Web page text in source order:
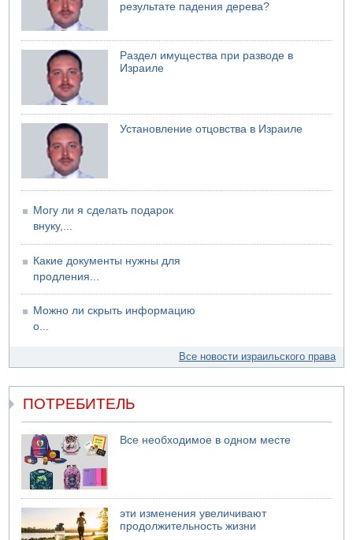
Недалеко от Бейт-Шемеша погиб велосипедист
07.08.2026 06:24
Саудовская Аравия сообщает о нападении хуситов
06.08.2026 13:43
И еще иранские агенты
06.08.2026 13:13
Арестованы двое подозреваемых в стрельбе по
электрической компании
06.08.2026 13:07
Возле Кирьят-Арбы пожар на местности
результате падения дерева?
Раздел имущества при разводе в
Израиле
Установление отцовства в Израиле
Могу ли я сделать подарок
внуку,...
Какие документы нужны для
продления...
Можно ли скрыть информацию
о...
Все новости израильского права
ПОТРЕБИТЕЛЬ
Все необходимое в одном месте
эти изменения увеличивают
продолжительность жизни